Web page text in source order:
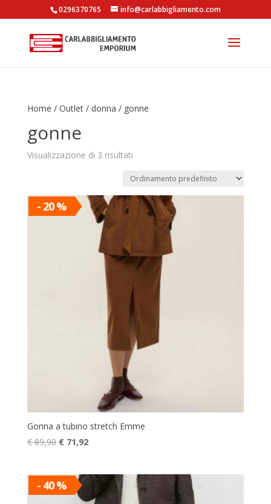
0296370765 info@carlabbigliamento.com
Home / Outlet/ donna / gonne
gonne
Visualizzazione di 3 risultati
- 20 %
Gonna a tubino stretch Emme
€89,90 Il
era:
€ 89,90.
€71,92Il
€ 71,92.
- 40 %